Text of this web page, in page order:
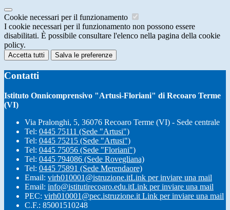
Cookie necessari per il funzionamento
I cookie necessari per il funzionamento non possono essere
disabilitati. È possibile consultare l'elenco nella pagina della cookie
policy.
Accetta tutti Salva le preferenze
Contatti
Istituto Onnicomprensivo "Artusi-Floriani" di Recoaro Terme
(VI)
Via Pralonghi, 5, 36076 Recoaro Terme (VI) - Sede centrale
Tel: 0445 75111 (Sede "Artusi")
Tel: 0445 75215 (Sede "Artusi")
Tel: 0445 75056 (Sede "Floriani")
Tel: 0445 794086 (Sede Rovegliana)
Tel: 0445 75891 (Sede Merendaore)
Email: virh010001@istruzione.itLink per inviare una mail
Email: info@istitutirecoaro.edu.itLink per inviare una mail
PEC: virh010001@pec.istruzione.it Link per inviare una mail
C.F.: 85001510248